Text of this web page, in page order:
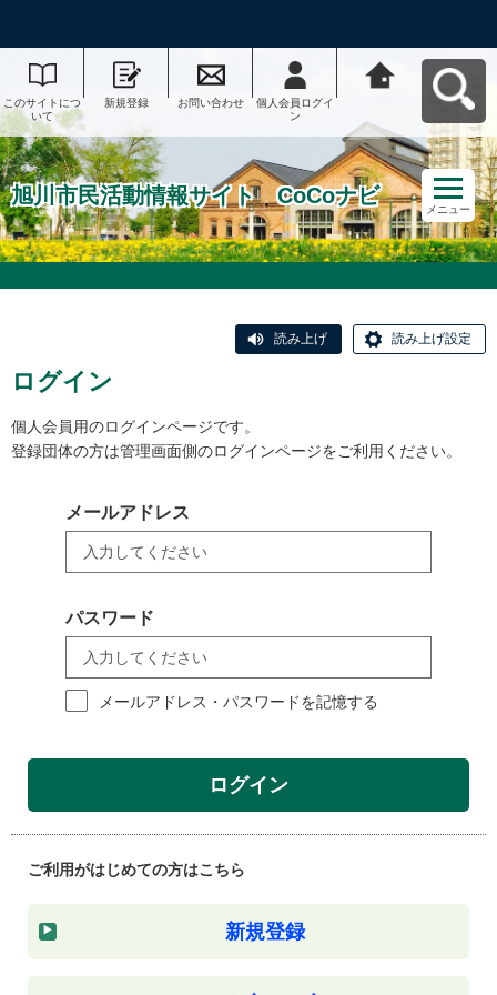
このサイトにつ
いて
新規登録 お問い合わせ
個人会員ログイ
ン
ナビへ戻る
旭川市民活動情報サイト CoCoナビ
メニュー
読み上げ 読み上げ設定
ログイン
個人会員用のログインページです。
登録団体の方は管理画面側のログインページをご利用ください。
メールアドレス
パスワード
メールアドレス・パスワードを記憶する
ログイン
ご利用がはじめての方はこちら
新規登録